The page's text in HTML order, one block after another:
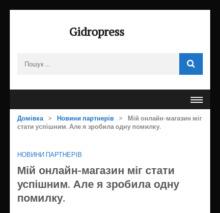
Enter)
Gidropress
Домівка > Новини партнерів >
Мій онлайн-магазин міг
стати успішним. Але я зробила одну помилку.
НОВИНИ ПАРТНЕРІВ
Мій онлайн-магазин міг стати
успішним. Але я зробила одну
помилку.